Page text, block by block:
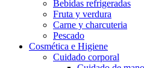
Bebidas refrigeradas
Fruta y verdura
Carne y charcuteria
Pescado
Cosmética e Higiene
Cuidado corporal